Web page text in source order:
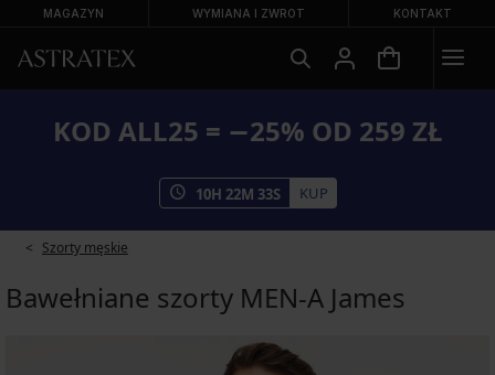
MAGAZYN WYMIANA I ZWROT KONTAKT
KOD ALL25 = −25% OD 259 ZŁ
10H 22M 33S KUP
Szorty męskie
Bawełniane szorty MEN-A James